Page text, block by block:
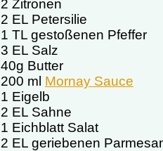
2 Zitronen
2 EL Petersilie
1 TL gestoßenen Pfeffer
3 EL Salz
40g Butter
200 ml Mornay Sauce
1 Eigelb
2 EL Sahne
1 Eichblatt Salat
2 EL geriebenen